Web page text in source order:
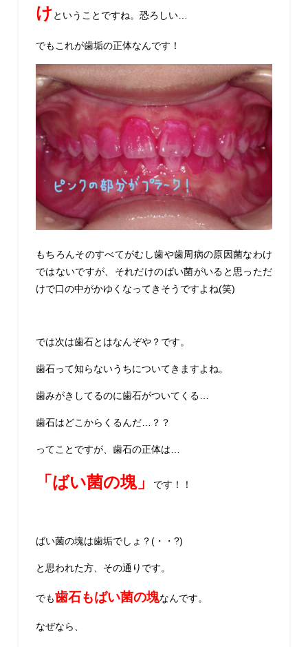
け ということですね。恐ろしい…
でもこれが歯垢の正体なんです！
もちろんそのすべてがむし歯や歯周病の原因菌なわけ
ではないですが、それだけのばい菌がいると思っただ
けで口の中がかゆくなってきそうですよね(笑)
では次は歯石とはなんぞや？です。
歯石って知らないうちについてきますよね。
歯みがきしてるのに歯石がついてくる…
歯石はどこからくるんだ…？？
ってことですが、歯石の正体は…
「ばい菌の塊」 です！！
ばい菌の塊は歯垢でしょ？(・・?)
と思われた方、その通りです。
でも歯石もばい菌の塊なんです。
なぜなら、